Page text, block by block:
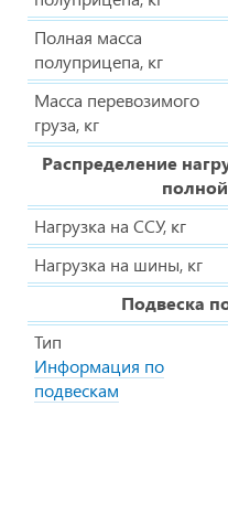
Полная масса
полуприцепа, кг
Масса перевозимого
груза, кг
Распределение
Нагрузка на ССУ, кг
Нагрузка на шины, кг
Подвеска
Тип
Информация по
подвескам